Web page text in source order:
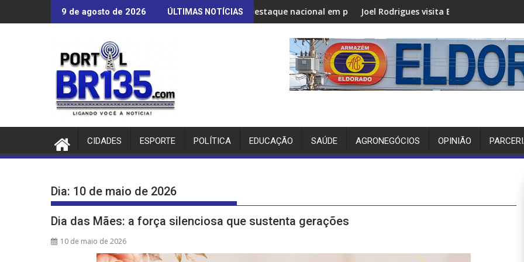
para
9 de agosto de 2026 ÚLTIMAS NOTÍCIAS
Aluna de Bom Jesus é destaque nacional em projeto do SebraeJoel Rodrigues visita Bom Jesus e fortalece articulação
CIDADES ESPORTE POLÍTICA EDUCAÇÃO SAÚDE AGRONEGÓCIOS OPINIÃO
Dia: 10 de maio de 2026
Dia das Mães: a força silenciosa que sustenta gerações
10 de maio de 2026